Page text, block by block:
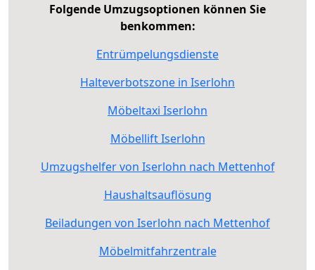
Folgende Umzugsoptionen können Sie
benkommen:
Entrümpelungsdienste
Halteverbotszone in Iserlohn
Möbeltaxi Iserlohn
Möbellift Iserlohn
Umzugshelfer von Iserlohn nach Mettenhof
Haushaltsauflösung
Beiladungen von Iserlohn nach Mettenhof
Möbelmitfahrzentrale